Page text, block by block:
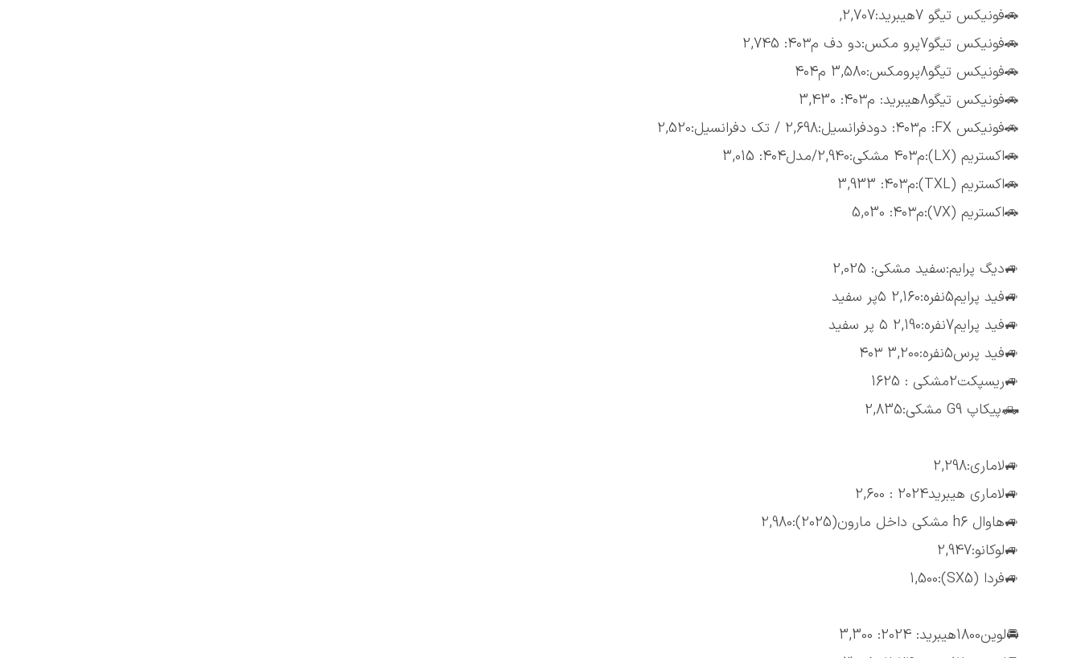
🚗فونیکس تیگو 7هیبرید:2,707,
🚗فونیکس تیگو7پرو مکس:دو دف م۴۰۳: 2,745
🚗فونیکس تیگو8پرومکس:3,580 م۴۰۴
🚗فونیکس تیگو8هیبرید: م۴۰۳: 3,430
🚗فونیکس FX: م۴۰۳: دودفرانسیل:2,698 / تک دفرانسیل:2,520
🚗اکستریم (LX):م۴۰۳ مشکی:2,940/مدل۴۰۴: 3,015
🚗اکستریم (TXL):م۴۰۳: 3,933
🚗اکستریم (VX):م۴۰۳: 5,030
🚙دیگ پرایم:سفید مشکی: 2,025
🚙فید پرایم5نفره:2,160 ۵پر سفید
🚙فید پرایم7نفره:2,190 ۵ پر سفید
🚙فید پرس5نفره:3,200 ۴۰۳
🚙ریسپکت2مشکی : 1625
🛻پیکاپ G9 مشکی:2,835
🚙لاماری:2,298
🚙لاماری هیبرید2024 : 2,600
🚙هاوال h6 مشکی داخل مارون(2025):2,980
🚙لوکانو:2,947
🚙فردا (SX5):1,500
🚘لوین1800هیبرید: 2024: 3,300